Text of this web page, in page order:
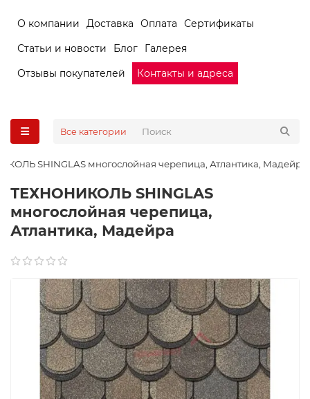
О компании Доставка Оплата
Сертификаты
Статьи и новости
Блог
Галерея
Отзывы покупателей
Контакты и адреса
Все категории
SHINGLAS многослойная черепица, Атлантика, Мадейра
ТЕХНОНИКОЛЬ SHINGLAS
многослойная черепица,
Атлантика, Мадейра